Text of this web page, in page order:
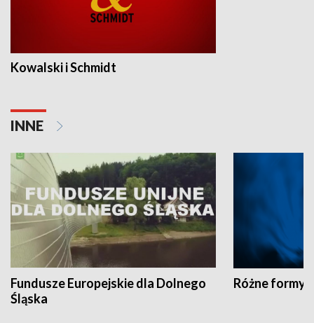
Kowalski i Schmidt
INNE
Fundusze Europejskie dla Dolnego
Śląska
Różne formy